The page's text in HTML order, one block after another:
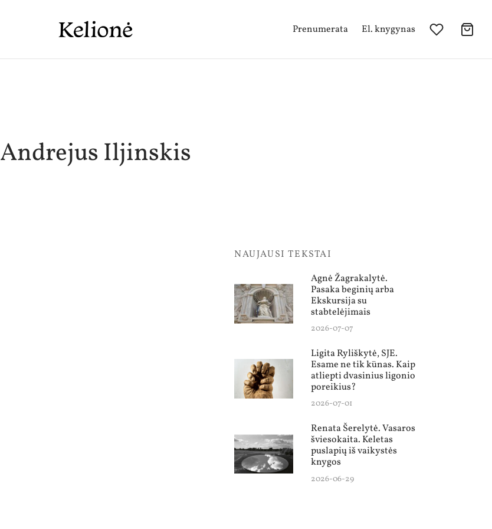
Prenumerata El. knygynas
Andrejus Iljinskis
NAUJAUSI TEKSTAI
Agnė Žagrakalytė.
Pasaka beginių arba
Ekskursija su
stabtelėjimais
2026-07-07
Ligita Ryliškytė, SJE.
Esame ne tik kūnas. Kaip
atliepti dvasinius ligonio
poreikius?
2026-07-01
Renata Šerelytė. Vasaros
šviesokaita. Keletas
puslapių iš vaikystės
knygos
2026-06-29